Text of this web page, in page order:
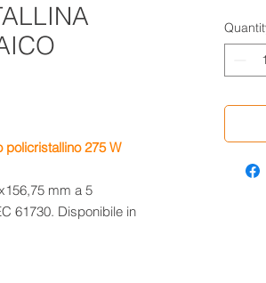
policristallino 275 W
mm a 5
61730. Disponibile in